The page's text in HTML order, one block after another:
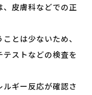
皮膚科などでの正
とは少ないため、
テストなどの検査を
ギー反応が確認さ